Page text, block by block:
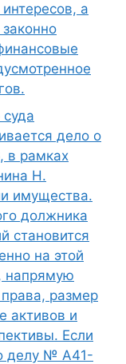
а
дело о
в рамках
Н.
имущества.
должника
становится
на этой
напрямую
размер
активов и
Если
делу № А41-